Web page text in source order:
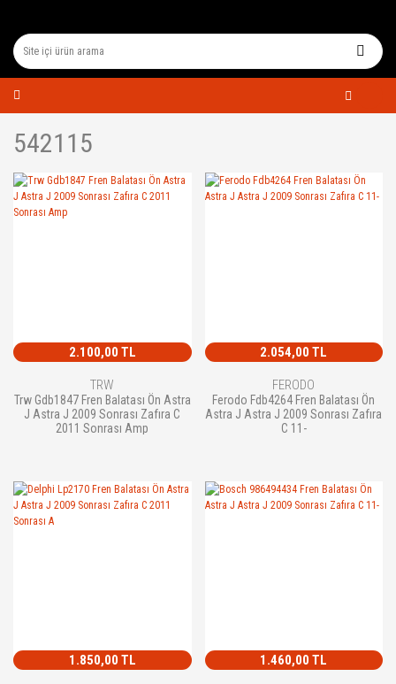
542115
2.100,00 TL
TRW
Trw Gdb1847 Fren Balatası Ön Astra
J Astra J 2009 Sonrası Zafıra C
2011 Sonrası Amp
2.054,00 TL
FERODO
Ferodo Fdb4264 Fren Balatası Ön
Astra J Astra J 2009 Sonrası Zafıra
C 11-
1.850,00 TL 1.460,00 TL